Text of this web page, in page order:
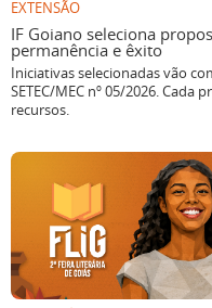
IF Goiano seleciona
permanência e êxito
Iniciativas selecionadas vão
SETEC/MEC nº 05/2026. Cada
recursos.
VOLUNTÁRIOS